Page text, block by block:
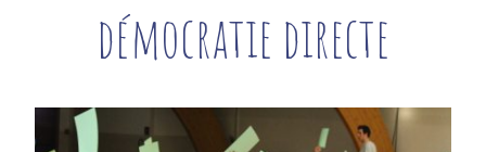
démocratie directe